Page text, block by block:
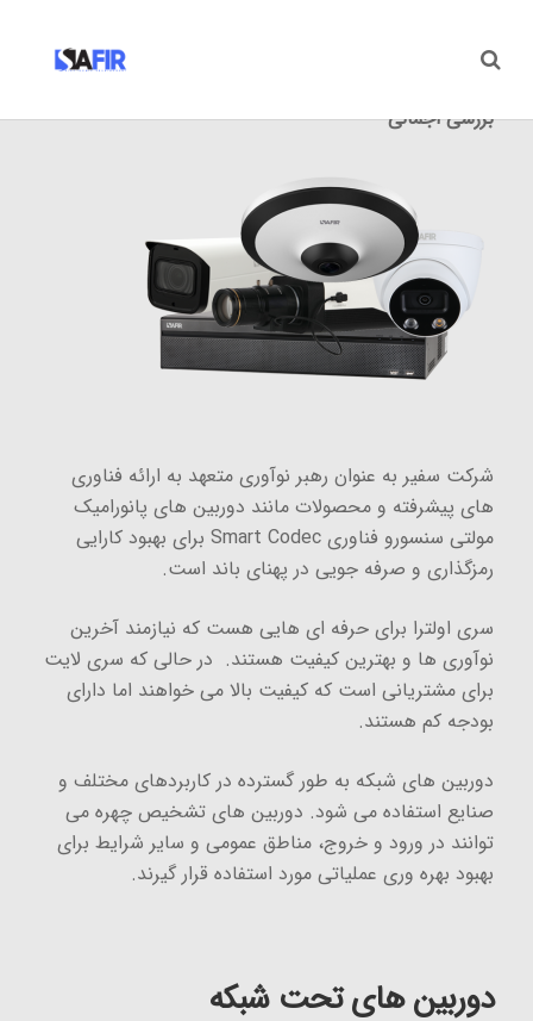
بررسی اجمالی
شرکت سفیر به عنوان رهبر نوآوری متعهد به ارائه فناوری
های پیشرفته و محصولات مانند دوربین های پانورامیک
مولتی سنسورو فناوری Smart Codec برای بهبود کارایی
رمزگذاری و صرفه جویی در پهنای باند است.
سری اولترا برای حرفه ای هایی هست که نیازمند آخرین
نوآوری ها و بهترین کیفیت هستند. در حالی که سری لایت
برای مشتریانی است که کیفیت بالا می خواهند اما دارای
بودجه کم هستند.
دوربین های شبکه به طور گسترده در کاربردهای مختلف و
صنایع استفاده می شود. دوربین های تشخیص چهره می
توانند در ورود و خروج، مناطق عمومی و سایر شرایط برای
بهبود بهره وری عملیاتی مورد استفاده قرار گیرند.
دوربین های تحت شبکه